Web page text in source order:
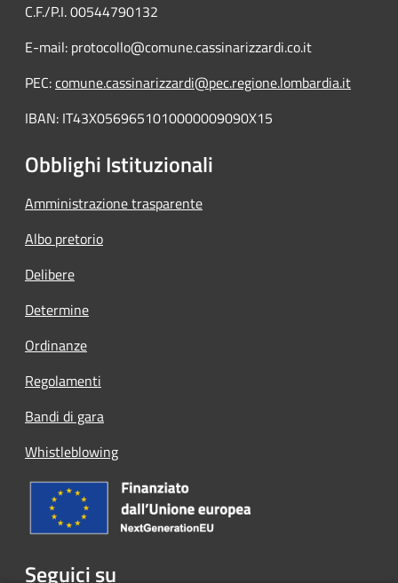
C.F./P.I. 00544790132
E-mail: protocollo@comune.cassinarizzardi.co.it
PEC:comune.cassinarizzardi@pec.regione.lombardia.it
IBAN: IT43X0569651010000009090X15
Obblighi Istituzionali
Amministrazione trasparente
Albo pretorio
Delibere
Determine
Ordinanze
Regolamenti
Bandi di gara
Whistleblowing
Seguici su